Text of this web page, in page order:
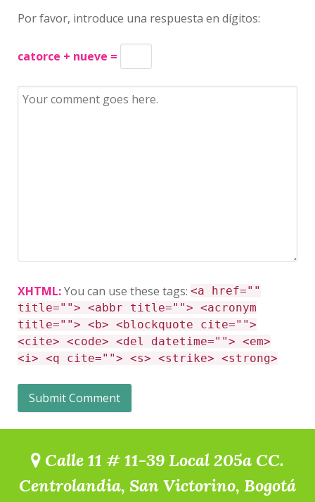
Por favor, introduce una respuesta en dígitos:
catorce + nueve =
XHTML:You can use these tags: <a href=""
title=""> <abbr title=""> <acronym
title=""> <b> <blockquote cite="">
<cite> <code> <del datetime=""> <em>
<i> <q cite=""> <s> <strike> <strong>
Calle 11 # 11-39 Local 205a CC.
Centrolandia, San Victorino, Bogotá